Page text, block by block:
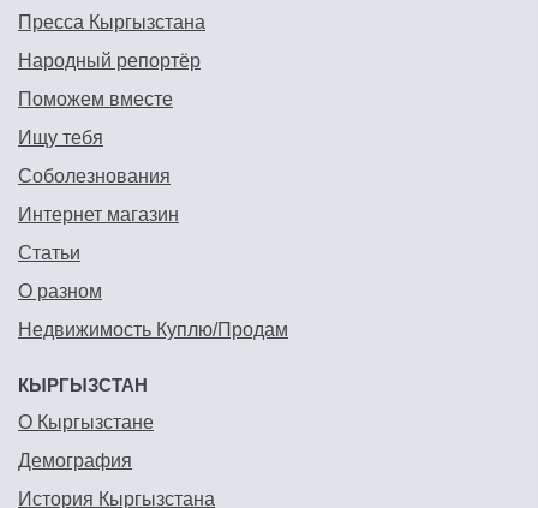
Пресса Кыргызстана
Народный репортёр
Поможем вместе
Ищу тебя
Соболезнования
Интернет магазин
Статьи
О разном
Недвижимость Куплю/Продам
КЫРГЫЗСТАН
О Кыргызстане
Демография
История Кыргызстана